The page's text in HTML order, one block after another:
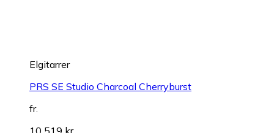
Elgitarrer
PRS SE Studio Charcoal Cherryburst
fr.